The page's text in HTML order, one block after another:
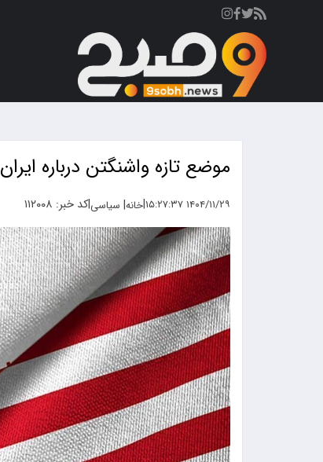
موضع تازه واشنگتن درباره ایران
۱۴۰۴/۱۱/۲۹ ۱۵:۲۷:۳۷ |خانه| سیاسی|کد خبر: ۱۱۲۰۰۸